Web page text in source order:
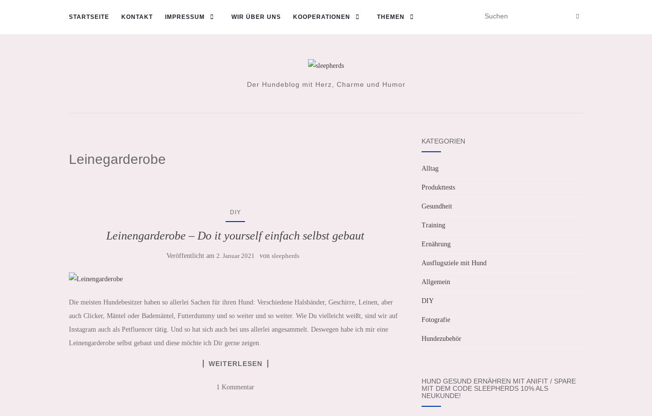
STARTSEITE KONTAKT IMPRESSUM WIR ÜBER UNS KOOPERATIONEN THEMEN
Der Hundeblog mit Herz, Charme und Humor
Leinegarderobe
DIY
Leinengarderobe – Do it yourself einfach selbst gebaut
Veröffentlicht am 2. Januar 2021 vonsleepherds
Die meisten Hundebesitzer haben so allerlei Sachen für ihren Hund: Verschiedene Halsbänder, Geschirre, Leinen, aber
auch Clicker, Mäntel oder Bademäntel, Futterdummy und so weiter und so weiter. Wie Du vielleicht weißt, sind wir auf
Instagram auch als Petfluencer tätig. Und so hat sich auch bei uns allerlei angesammelt. Deswegen habe ich mir eine
Leinengarderobe selbst gebaut und diese möchte ich Dir gerne zeigen.
WEITERLESEN
1 Kommentar
KATEGORIEN
Alltag
Produkttests
Gesundheit
Training
Ernährung
Ausflugsziele mit Hund
Allgemein
DIY
Fotografie
Hundezubehör
HUND GESUND ERNÄHREN MIT ANIFIT / SPARE
MIT DEM CODE SLEEPHERDS 10% ALS
NEUKUNDE!